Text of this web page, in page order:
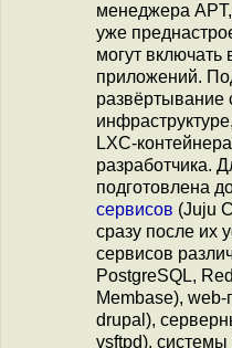
менеджера
уже
могут включать
приложений.
развёртывание
LXC-
разработчика.
подготовлена
сервисов (Juju
сразу после их
сервисов
PostgreSQL,
Membase),
drupal),
vsftpd),